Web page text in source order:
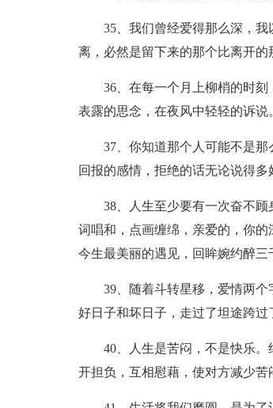
35、我们曾经爱得那么深，
离，必然是留下来的那个比离开的
36、在每一个月上柳梢的时
表露的思念，在夜风中轻轻的诉说
37、你知道那个人可能不是
回报的感情，拒绝的话无论说得多
38、人生至少要有一次奋不
词唱和，点画缠绵，亲爱的，你
今生最美丽的遇见，回眸婉约醉三
39、随着斗转星移，爱情两
好日子和坏日子，走过了坦途跨过
40、人生是苦闷，不是快乐
开担负，互相慰藉，使对方减少苦